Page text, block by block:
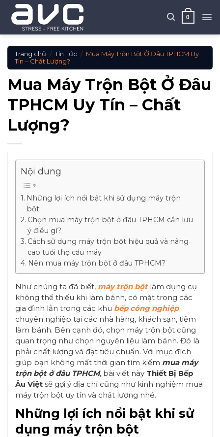
Skip
content
0
Trang chủ / Tin Tức / Mua Máy Trộn Bột Ở Đâu TPHCM Uy
Tín – Chất Lượng?
Mua Máy Trộn Bột Ở Đâu
TPHCM Uy Tín – Chất
Lượng?
Nội dung
Những lợi ích nổi bật khi sử dụng máy trộn
bột
Chọn mua máy trộn bột ở đâu TPHCM cần lưu
ý điều gì?
Cách sử dụng máy trộn bột hiệu quả và nâng
cao tuổi thọ cẩu máy
Nên mua máy trộn bột ở đâu TPHCM?
Như chúng ta đã biết, máy trộn bộtlàm dụng cụ
không thể thiếu khi làm bánh, có mặt trong các
gia đình lẫn trong các khu bếp công nghiệp
chuyên nghiệp tại các nhà hàng, khách sạn, tiệm
làm bánh. Bên cạnh đó, chọn máy trộn bột cũng
quan trọng như chọn nguyên liệu làm bánh. Đó là
phải chất lượng và đạt tiêu chuẩn. Với mục đích
giúp bạn không mất thời gian tìm kiếm mua máy
trộn bột ở đâu TPHCM, bài viết này Thiết Bị Bếp
Âu Việt sẽ gợi ý địa chỉ cũng như kinh nghiệm mua
máy trộn bột uy tín và chất lượng nhé.
Những lợi ích nổi bật khi sử
dụng máy trộn bột